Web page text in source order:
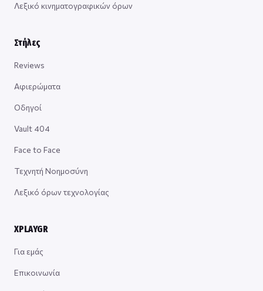
Λεξικό κινηματογραφικών όρων
Στήλες
Reviews
Αφιερώματα
Οδηγοί
Vault 404
Face to Face
Τεχνητή Νοημοσύνη
Λεξικό όρων τεχνολογίας
XPLAYGR
Για εμάς
Επικοινωνία